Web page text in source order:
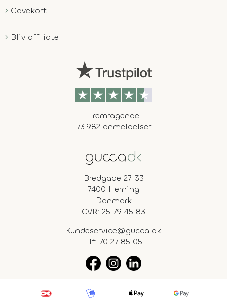
Gavekort
Bliv affiliate
Fremragende
73.982 anmeldelser
Bredgade 27-33
7400 Herning
Danmark
CVR: 25 79 45 83
Kundeservice@gucca.dk
Tlf: 70 27 85 05